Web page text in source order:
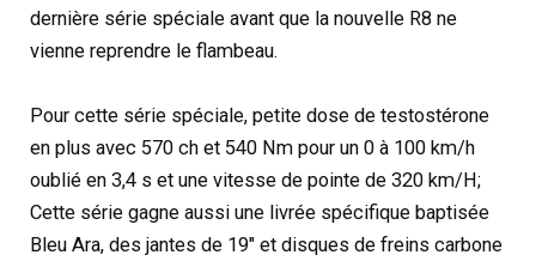
dernière série spéciale avant que la nouvelle R8 ne
vienne reprendre le flambeau.
Pour cette série spéciale, petite dose de testostérone
en plus avec 570 ch et 540 Nm pour un 0 à 100 km/h
oublié en 3,4 s et une vitesse de pointe de 320 km/H;
Cette série gagne aussi une livrée spécifique baptisée
Bleu Ara, des jantes de 19″ et disques de freins carbone